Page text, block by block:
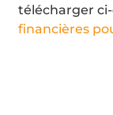
télécharger
financières